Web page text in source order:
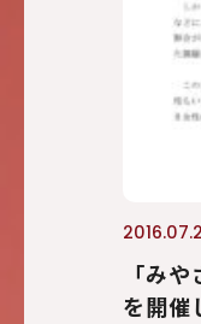
「み
を開催